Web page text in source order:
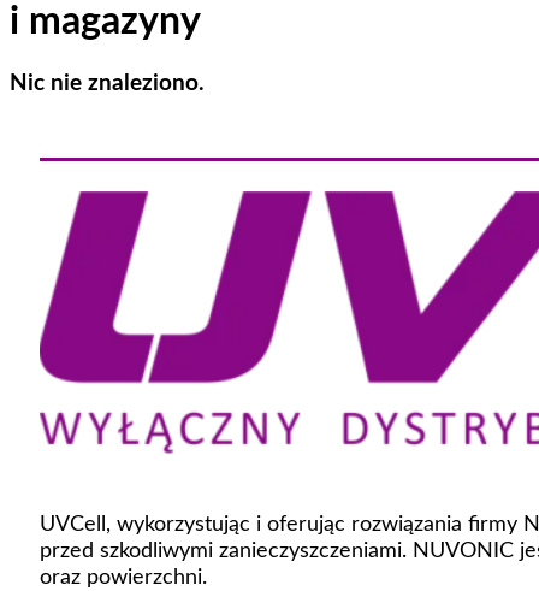
i magazyny
Nic nie znaleziono.
UVCell, wykorzystując i oferując rozwiązania firmy
przed szkodliwymi zanieczyszczeniami. NUVONIC
oraz powierzchni.